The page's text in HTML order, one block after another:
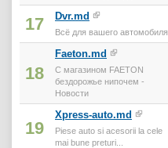
17 Dvr.md
Всё для вашего автомобиля
18
Faeton.md
С магазином FAETON
бездорожье нипочем -
Новости
19
Xpress-auto.md
Piese auto si acesorii la cele
mai bune preturi...